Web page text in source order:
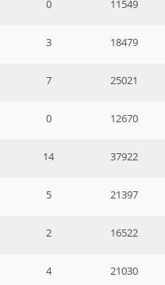
0 11549
3 18479
7 25021
0 12670
14 37922
5 21397
2 16522
4 21030